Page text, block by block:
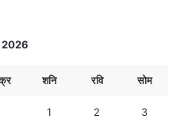
2026
शनि रवि सोम
1 2 3